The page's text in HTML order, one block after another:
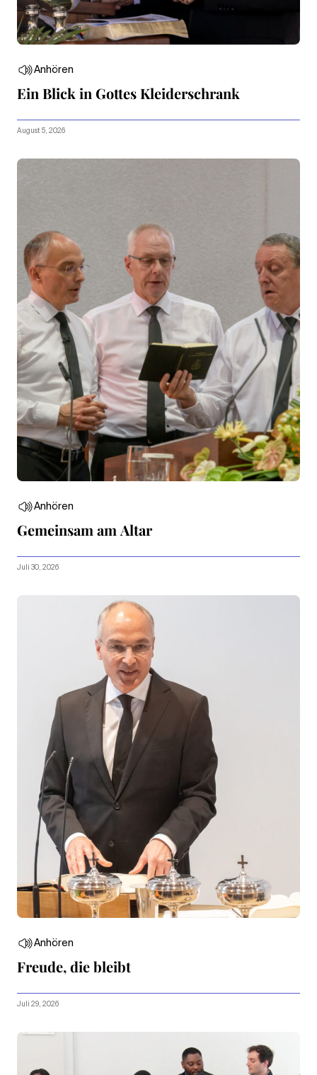
Anhören
Ein Blick in Gottes Kleiderschrank
August 5, 2026
Anhören
Gemeinsam am Altar
Juli 30, 2026
Anhören
Freude, die bleibt
Juli 29, 2026